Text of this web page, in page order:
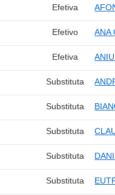
Efetiva
Efetivo ANA
Efetiva
Substituta
Substituta
Substituta
Substituta
Substituta